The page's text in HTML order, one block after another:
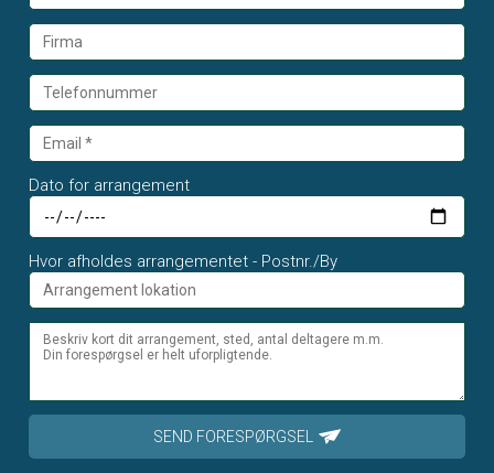
Dato for arrangement
Hvor afholdes arrangementet - Postnr./By
SEND FORESPØRGSEL